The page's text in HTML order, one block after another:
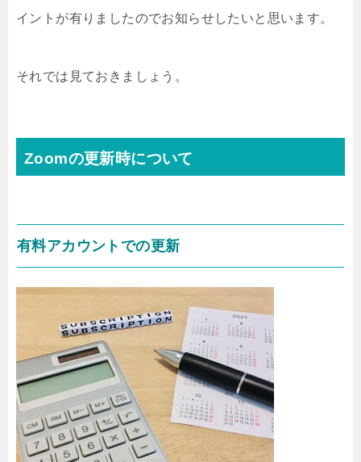
イントが有りましたのでお知らせしたいと思います。
それでは見ておきましょう。
Zoomの更新時について
有料アカウントでの更新